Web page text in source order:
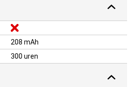
208 mAh
300 uren